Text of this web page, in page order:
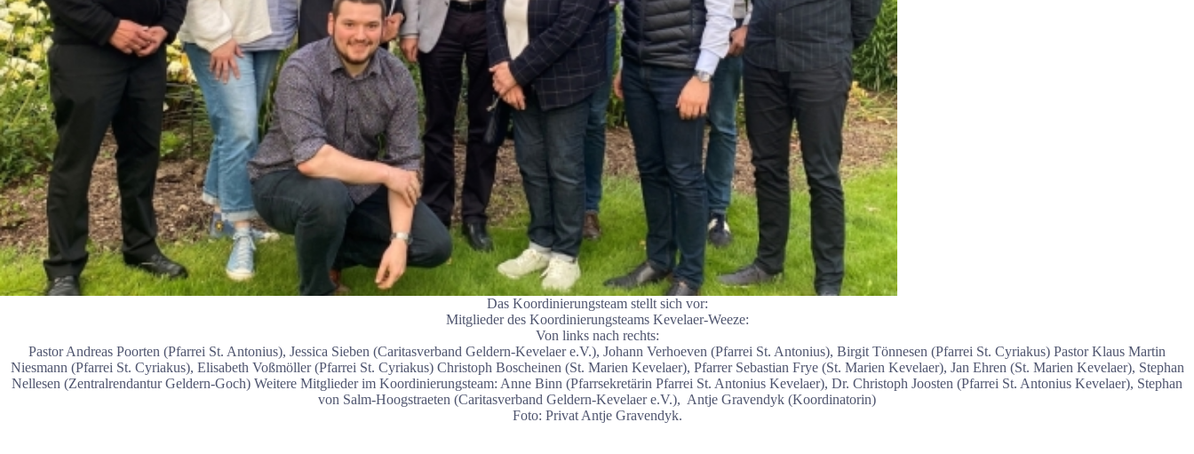
Das Koordinierungsteam stellt sich vor:
Mitglieder des Koordinierungsteams Kevelaer-Weeze:
Von links nach rechts:
Pastor Andreas Poorten (Pfarrei St. Antonius), Jessica Sieben (Caritasverband Geldern-Kevelaer e.V.), Johann Verhoeven (Pfarrei St. Antonius), Birgit Tönnesen (Pfarrei St. Cyriakus) Pastor Klaus Martin
Niesmann (Pfarrei St. Cyriakus), Elisabeth Voßmöller (Pfarrei St. Cyriakus) Christoph Boscheinen (St. Marien Kevelaer), Pfarrer Sebastian Frye (St. Marien Kevelaer), Jan Ehren (St. Marien Kevelaer), Stephan
Nellesen (Zentralrendantur Geldern-Goch) Weitere Mitglieder im Koordinierungsteam: Anne Binn (Pfarrsekretärin Pfarrei St. Antonius Kevelaer), Dr. Christoph Joosten (Pfarrei St. Antonius Kevelaer), Stephan
von Salm-Hoogstraeten (Caritasverband Geldern-Kevelaer e.V.), Antje Gravendyk (Koordinatorin)
Foto: Privat Antje Gravendyk.